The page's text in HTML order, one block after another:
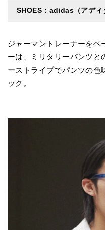
SHOES：adidas（アディ
ジャーマントレーナーをベ
ーは、ミリタリーパンツと
ーストライプでパンツの色
ック。